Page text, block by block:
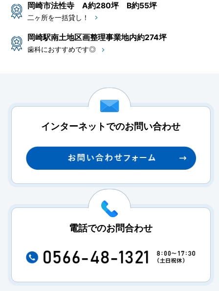
岡崎市法性寺 A約280坪 B約55坪
二ヶ所を一括貸し！
岡崎駅南土地区画整理事業地内約274坪
歯科におすすめです◎
インターネットでのお問い合わせ
電話でのお問合わせ